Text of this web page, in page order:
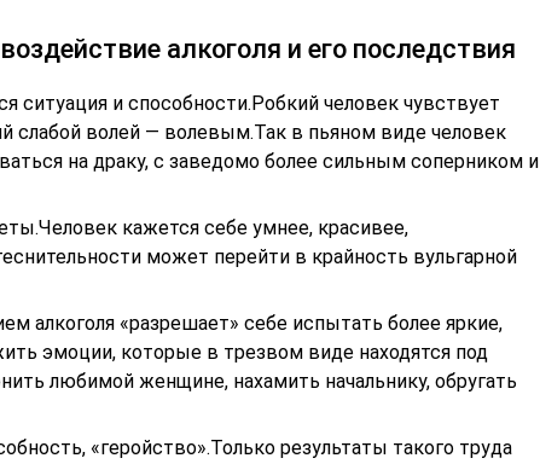
алкоголя и его последствия
ситуация и способности.Робкий человек чувствует
слабой волей — волевым.Так в пьяном виде человек
на драку, с заведомо более сильным соперником и
кажется себе умнее, красивее,
может перейти в крайность вульгарной
алкоголя «разрешает» себе испытать более яркие,
эмоции, которые в трезвом виде находятся под
любимой женщине, нахамить начальнику, обругать
«геройство».Только результаты такого труда